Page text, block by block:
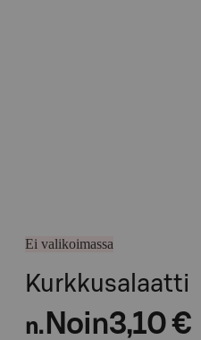
Ei valikoimassa
Kurkkusalaatti
n. Noin3,10 €